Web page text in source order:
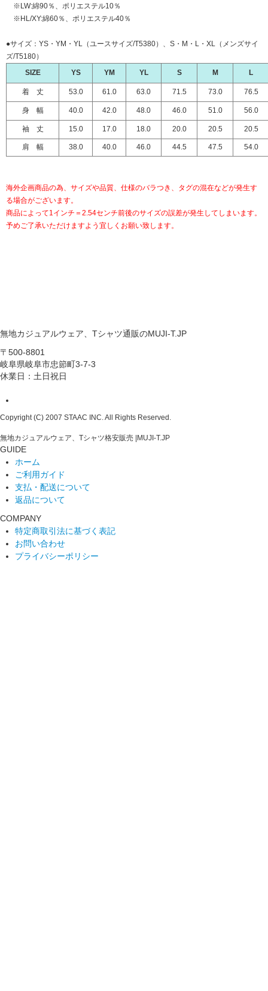
※LW:綿90％、ポリエステル10％
※HL/XY:綿60％、ポリエステル40％
●サイズ：YS・YM・YL（ユースサイズ/T5380）、S・M・L・XL（メンズサイ
ズ/T5180）
SIZE
YS YM YL S M L
着 丈 53.0 61.0 63.0 71.5 73.0 76.5
身 幅 40.0 42.0 48.0 46.0 51.0 56.0
袖 丈 15.0 17.0 18.0 20.0 20.5 20.5
肩 幅 38.0 40.0 46.0 44.5 47.5 54.0
海外企画商品の為、サイズや品質、仕様のバラつき、タグの混在などが発生す
る場合がございます。
商品によって1インチ＝2.54センチ前後のサイズの誤差が発生してしまいます。
予めご了承いただけますよう宜しくお願い致します。
無地カジュアルウェア、Tシャツ通販のMUJI-T.JP
〒500-8801
岐阜県岐阜市忠節町3-7-3
休業日：土日祝日
Copyright (C) 2007 STAAC INC. All Rights Reserved.
無地カジュアルウェア、Tシャツ格安販売 |MUJI-T.JP
GUIDE
ホーム
ご利用ガイド
支払・配送について
返品について
COMPANY
特定商取引法に基づく表記
お問い合わせ
プライバシーポリシー